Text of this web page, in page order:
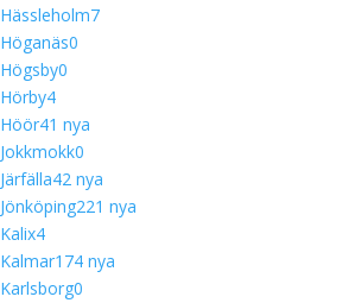
Hässleholm7
Höganäs0
Högsby0
Hörby4
Höör41 nya
Jokkmokk0
Järfälla42 nya
Jönköping221 nya
Kalix4
Kalmar174 nya
Karlsborg0